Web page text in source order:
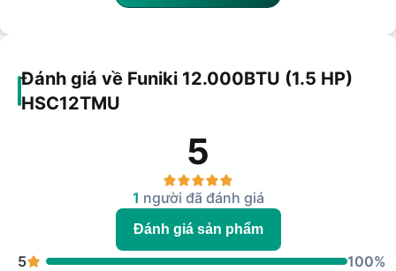
Đánh giá về Funiki 12.000BTU (1.5 HP)
HSC12TMU
5
1 người đã đánh giá
Đánh giá sản phẩm
5
100%